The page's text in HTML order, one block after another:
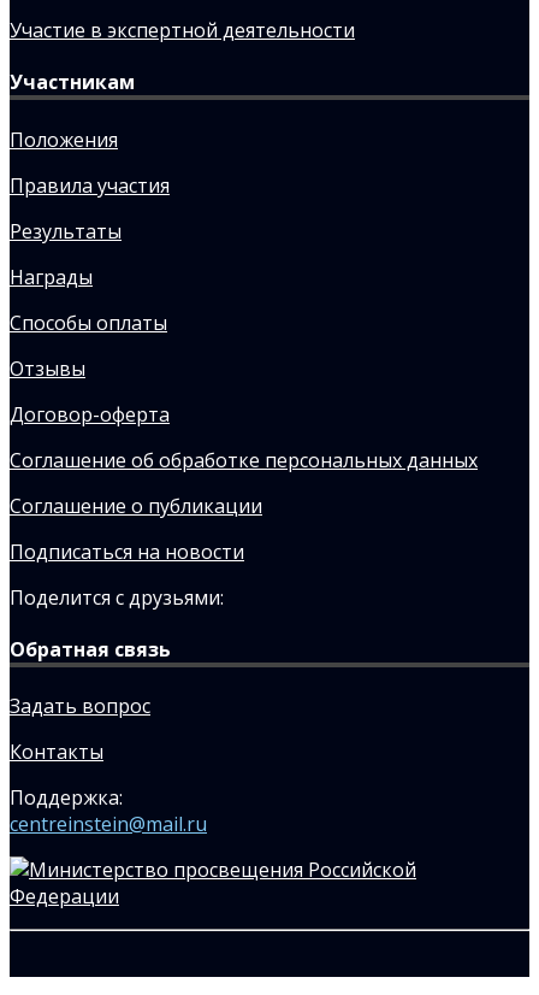
Участие в экспертной деятельности
Участникам
Положения
Правила участия
Результаты
Награды
Способы оплаты
Отзывы
Договор-оферта
Соглашение об обработке персональных данных
Соглашение о публикации
Подписаться на новости
Поделится с друзьями:
Обратная связь
Задать вопрос
Контакты
Поддержка:
centreinstein@mail.ru